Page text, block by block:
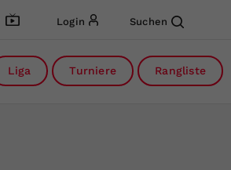
Login Suchen
Liga Turniere Rangliste